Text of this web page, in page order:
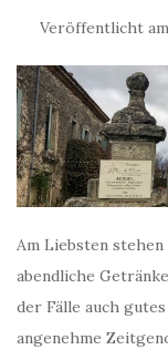
Veröffentlicht am
Am Liebsten
abendliche
der Fälle auch
angenehme